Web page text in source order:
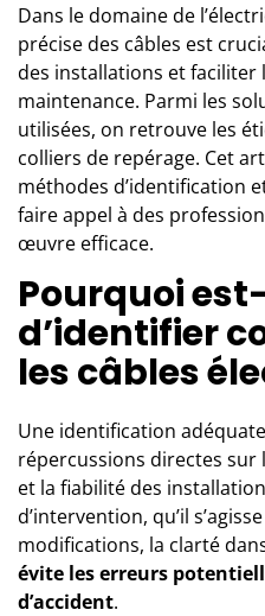
Dans le domaine de
précise des câbles est
des installations et faciliter
maintenance. Parmi les
utilisées, on retrouve les
colliers de repérage. Cet
méthodes d’identification
faire appel à des
œuvre efficace.
Pourquoi
d’identifier
les câbles
Une identification
répercussions directes
et la fiabilité des
d’intervention, qu’il
modifications, la clarté
évite les erreurs
d’accident.